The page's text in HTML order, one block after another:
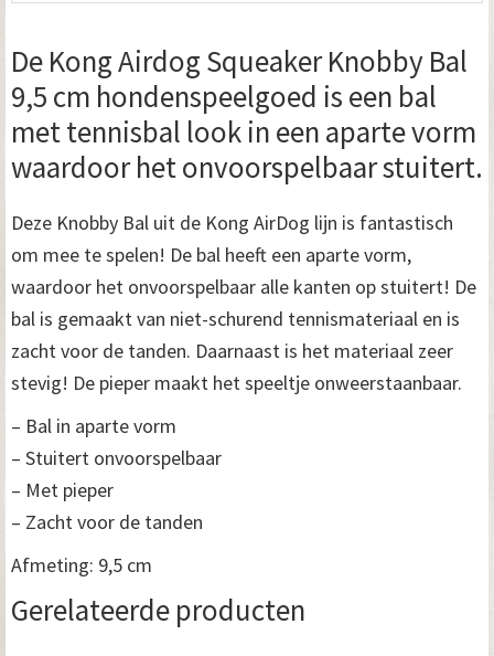
De Kong Airdog Squeaker Knobby Bal
9,5 cm hondenspeelgoed is een bal
met tennisbal look in een aparte vorm
waardoor het onvoorspelbaar stuitert.
Deze Knobby Bal uit de Kong AirDog lijn is fantastisch
om mee te spelen! De bal heeft een aparte vorm,
waardoor het onvoorspelbaar alle kanten op stuitert! De
bal is gemaakt van niet-schurend tennismateriaal en is
zacht voor de tanden. Daarnaast is het materiaal zeer
stevig! De pieper maakt het speeltje onweerstaanbaar.
– Bal in aparte vorm
– Stuitert onvoorspelbaar
– Met pieper
– Zacht voor de tanden
Afmeting: 9,5 cm
Gerelateerde producten